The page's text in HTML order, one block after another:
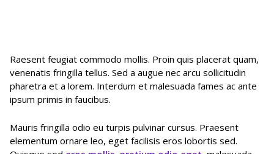
Raesent feugiat commodo mollis. Proin quis placerat quam,
venenatis fringilla tellus. Sed a augue nec arcu sollicitudin
pharetra et a lorem. Interdum et malesuada fames ac ante
ipsum primis in faucibus.
Mauris fringilla odio eu turpis pulvinar cursus. Praesent
elementum ornare leo, eget facilisis eros lobortis sed.